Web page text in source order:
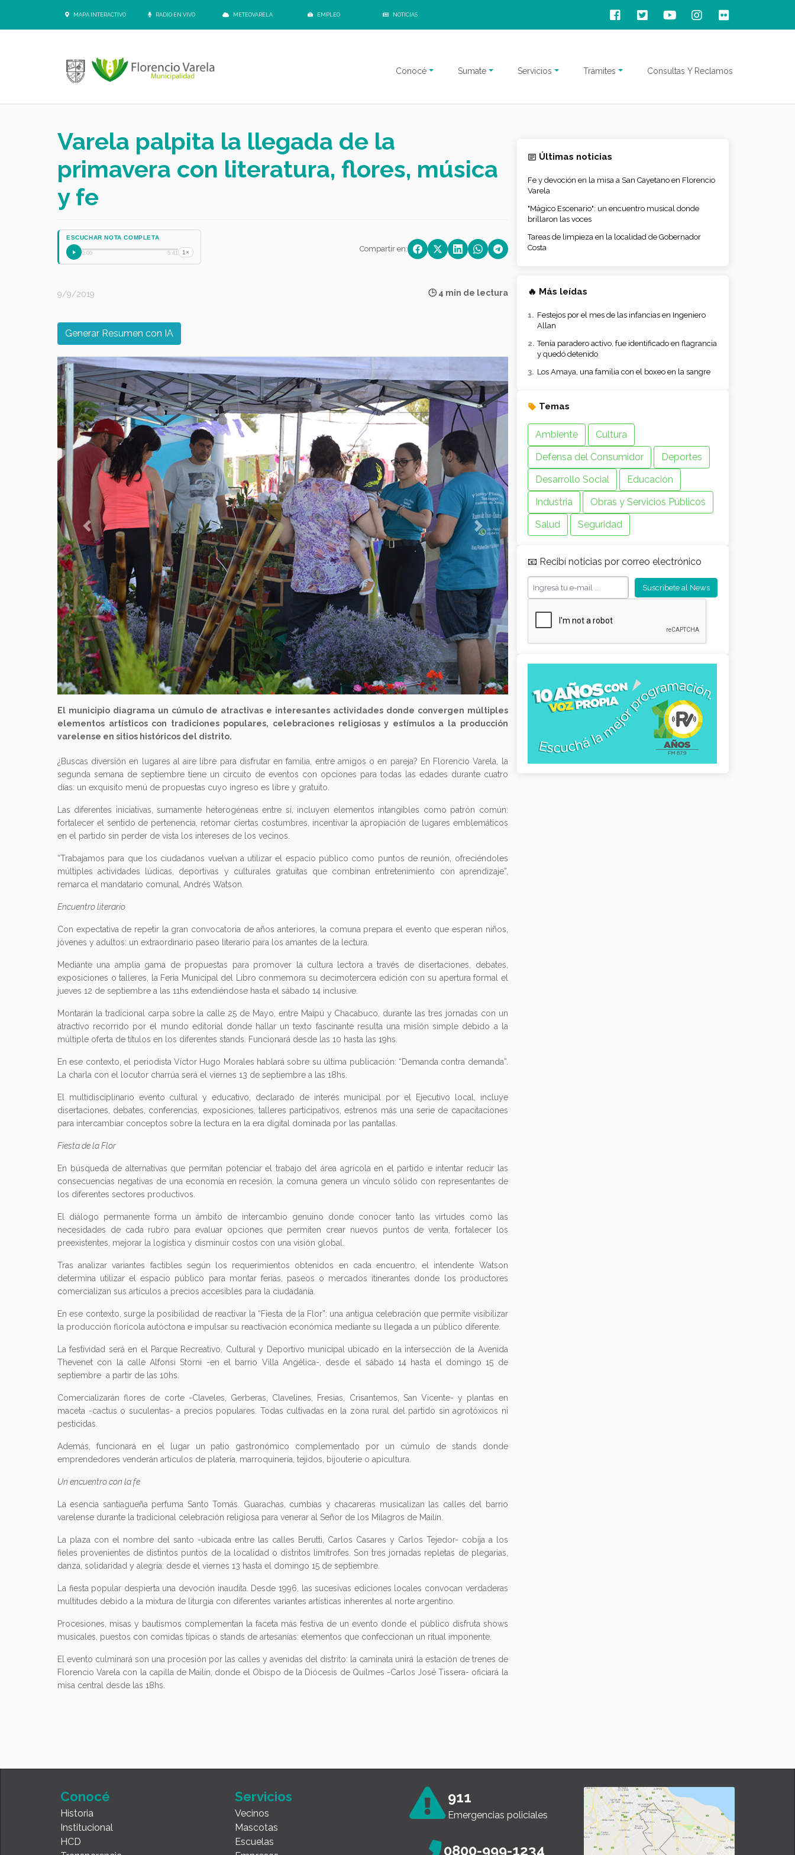
MAPA INTERACTIVO RADIO EN VIVO METEOVARELA EMPLEO NOTICIAS
Conocé Sumate Servicios Trámites Consultas Y Reclamos
Varela palpita la llegada de la
primavera con literatura, flores, música
y fe
ESCUCHAR NOTA COMPLETA
0:00 5:41 1× Compartir en:
9/9/2019 🕒 4 min de lectura
Generar Resumen con IA
Previous Next
El municipio diagrama un cúmulo de atractivas e interesantes actividades donde convergen múltiples
elementos artísticos con tradiciones populares, celebraciones religiosas y estímulos a la producción
varelense en sitios históricos del distrito.
¿Buscas diversión en lugares al aire libre para disfrutar en familia, entre amigos o en pareja? En Florencio Varela, la
segunda semana de septiembre tiene un circuito de eventos con opciones para todas las edades durante cuatro
días: un exquisito menú de propuestas cuyo ingreso es libre y gratuito.
Las diferentes iniciativas, sumamente heterogéneas entre sí, incluyen elementos intangibles como patrón común:
fortalecer el sentido de pertenencia, retomar ciertas costumbres, incentivar la apropiación de lugares emblemáticos
en el partido sin perder de vista los intereses de los vecinos.
“Trabajamos para que los ciudadanos vuelvan a utilizar el espacio público como puntos de reunión, ofreciéndoles
múltiples actividades lúdicas, deportivas y culturales gratuitas que combinan entretenimiento con aprendizaje”,
remarca el mandatario comunal, Andrés Watson.
Encuentro literario
Con expectativa de repetir la gran convocatoria de años anteriores, la comuna prepara el evento que esperan niños,
jóvenes y adultos: un extraordinario paseo literario para los amantes de la lectura.
Mediante una amplia gama de propuestas para promover la cultura lectora a través de disertaciones, debates,
exposiciones o talleres, la Feria Municipal del Libro conmemora su decimotercera edición con su apertura formal el
jueves 12 de septiembre a las 11hs extendiéndose hasta el sábado 14 inclusive.
Montarán la tradicional carpa sobre la calle 25 de Mayo, entre Maipú y Chacabuco, durante las tres jornadas con un
atractivo recorrido por el mundo editorial donde hallar un texto fascinante resulta una misión simple debido a la
múltiple oferta de títulos en los diferentes stands. Funcionará desde las 10 hasta las 19hs.
En ese contexto, el periodista Víctor Hugo Morales hablará sobre su última publicación: “Demanda contra demanda”.
La charla con el locutor charrúa será el viernes 13 de septiembre a las 18hs.
El multidisciplinario evento cultural y educativo, declarado de interés municipal por el Ejecutivo local, incluye
disertaciones, debates, conferencias, exposiciones, talleres participativos, estrenos más una serie de capacitaciones
para intercambiar conceptos sobre la lectura en la era digital dominada por las pantallas.
Fiesta de la Flor
En búsqueda de alternativas que permitan potenciar el trabajo del área agrícola en el partido e intentar reducir las
consecuencias negativas de una economía en recesión, la comuna genera un vínculo sólido con representantes de
los diferentes sectores productivos.
El diálogo permanente forma un ámbito de intercambio genuino donde conocer tanto las virtudes como las
necesidades de cada rubro para evaluar opciones que permiten crear nuevos puntos de venta, fortalecer los
preexistentes, mejorar la logística y disminuir costos con una visión global.
Tras analizar variantes factibles según los requerimientos obtenidos en cada encuentro, el intendente Watson
determina utilizar el espacio público para montar ferias, paseos o mercados itinerantes donde los productores
comercializan sus artículos a precios accesibles para la ciudadanía.
En ese contexto, surge la posibilidad de reactivar la “Fiesta de la Flor”: una antigua celebración que permite visibilizar
la producción florícola autóctona e impulsar su reactivación económica mediante su llegada a un público diferente.
La festividad será en el Parque Recreativo, Cultural y Deportivo municipal ubicado en la intersección de la Avenida
Thevenet con la calle Alfonsi Storni -en el barrio Villa Angélica-, desde el sábado 14 hasta el domingo 15 de
septiembre a partir de las 10hs.
Comercializarán flores de corte -Claveles, Gerberas, Clavelines, Fresias, Crisantemos, San Vicente- y plantas en
maceta -cactus o suculentas- a precios populares. Todas cultivadas en la zona rural del partido sin agrotóxicos ni
pesticidas.
Además, funcionará en el lugar un patio gastronómico complementado por un cúmulo de stands donde
emprendedores venderán artículos de platería, marroquinería, tejidos, bijouterie o apicultura.
Un encuentro con la fe
La esencia santiagueña perfuma Santo Tomás. Guarachas, cumbias y chacareras musicalizan las calles del barrio
varelense durante la tradicional celebración religiosa para venerar al Señor de los Milagros de Mailín.
La plaza con el nombre del santo -ubicada entre las calles Berutti, Carlos Casares y Carlos Tejedor- cobija a los
fieles provenientes de distintos puntos de la localidad o distritos limítrofes. Son tres jornadas repletas de plegarias,
danza, solidaridad y alegría: desde el viernes 13 hasta el domingo 15 de septiembre.
La fiesta popular despierta una devoción inaudita. Desde 1996, las sucesivas ediciones locales convocan verdaderas
multitudes debido a la mixtura de liturgia con diferentes variantes artísticas inherentes al norte argentino.
Procesiones, misas y bautismos complementan la faceta más festiva de un evento donde el público disfruta shows
musicales, puestos con comidas típicas o stands de artesanías: elementos que confeccionan un ritual imponente.
El evento culminará son una procesión por las calles y avenidas del distrito: la caminata unirá la estación de trenes de
Florencio Varela con la capilla de Mailín, donde el Obispo de la Diócesis de Quilmes -Carlos José Tissera- oficiará la
misa central desde las 18hs.
Últimas noticias
Fe y devoción en la misa a San Cayetano en Florencio
Varela
"Mágico Escenario": un encuentro musical donde
brillaron las voces
Tareas de limpieza en la localidad de Gobernador
Costa
🔥 Más leídas
Festejos por el mes de las infancias en Ingeniero
Allan
Tenía paradero activo, fue identificado en flagrancia
y quedó detenido
Los Amaya, una familia con el boxeo en la sangre
Temas
Ambiente
Cultura
Defensa del Consumidor
Deportes
Desarrollo Social
Educación
Industria
Obras y Servicios Públicos
Salud
Seguridad
📧 Recibí noticias por correo electrónico
Conocé
Historia
Institucional
HCD
Servicios
Vecinos
Mascotas
Escuelas
911
Emergencias policiales
0800-999-1234